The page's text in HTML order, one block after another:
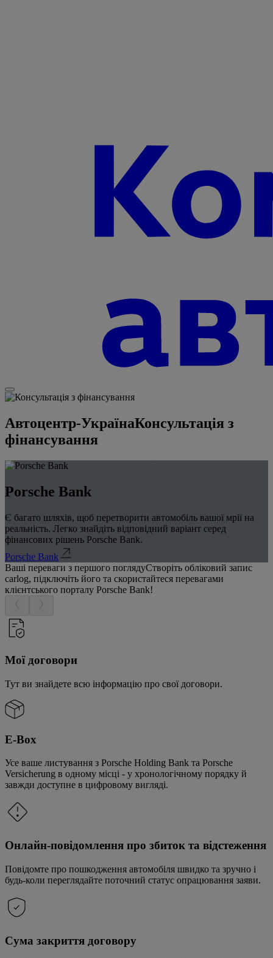
Автоцентр-УкраїнаКонсультація з
фінансування
Porsche Bank
Є багато шляхів, щоб перетворити автомобіль вашої мрії на
реальність. Легко знайдіть відповідний варіант серед
фінансових рішень Porsche Bank.
Porsche Bank
Ваші переваги з першого поглядуСтворіть обліковий запис
carlog, підключіть його та скористайтеся перевагами
клієнтського порталу Porsche Bank!
Мої договори
Тут ви знайдете всю інформацію про свої договори.
E-Box
Усе ваше листування з Porsche Holding Bank та Porsche
Versicherung в одному місці - у хронологічному порядку й
завжди доступне в цифровому вигляді.
Онлайн-повідомлення про збиток та відстеження
Повідомте про пошкодження автомобіля швидко та зручно і
будь-коли переглядайте поточний статус опрацювання заяви.
Сума закриття договору